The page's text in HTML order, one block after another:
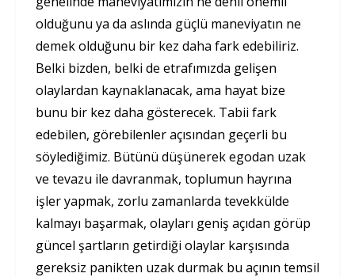
olduğunu ya da aslında güçlü maneviyatın ne
demek olduğunu bir kez daha fark edebiliriz.
Belki bizden, belki de etrafımızda gelişen
olaylardan kaynaklanacak, ama hayat bize
bunu bir kez daha gösterecek. Tabii fark
edebilen, görebilenler açısından geçerli bu
söylediğimiz. Bütünü düşünerek egodan uzak
ve tevazu ile davranmak, toplumun hayrına
işler yapmak, zorlu zamanlarda tevekkülde
kalmayı başarmak, olayları geniş açıdan görüp
güncel şartların getirdiği olaylar karşısında
gereksiz panikten uzak durmak bu açının temsil